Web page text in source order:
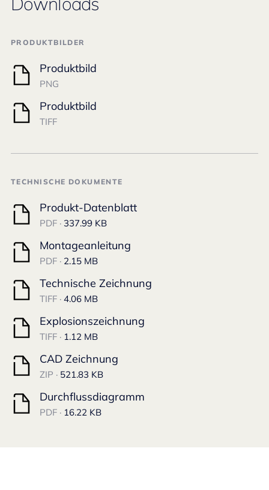
PRODUKTBILDER
Produktbild
PNG
Produktbild
TIFF
TECHNISCHE DOKUMENTE
Produkt-Datenblatt
PDF · 337.99 KB
Montageanleitung
PDF · 2.15 MB
Technische Zeichnung
TIFF · 4.06 MB
Explosionszeichnung
TIFF · 1.12 MB
CAD Zeichnung
ZIP · 521.83 KB
Durchflussdiagramm
PDF · 16.22 KB